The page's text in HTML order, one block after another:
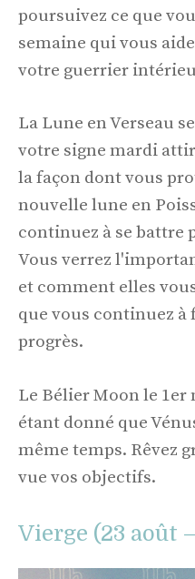
poursuivez ce que
semaine qui vous
votre guerrier
La Lune en Verseau
votre signe mardi
la façon dont vous
nouvelle lune en
continuez à se battre
Vous verrez
et comment elles
que vous continuez à
progrès.
Le Bélier Moon le 1er
étant donné que
même temps. Rêvez
vue vos objectifs.
Vierge (23 août